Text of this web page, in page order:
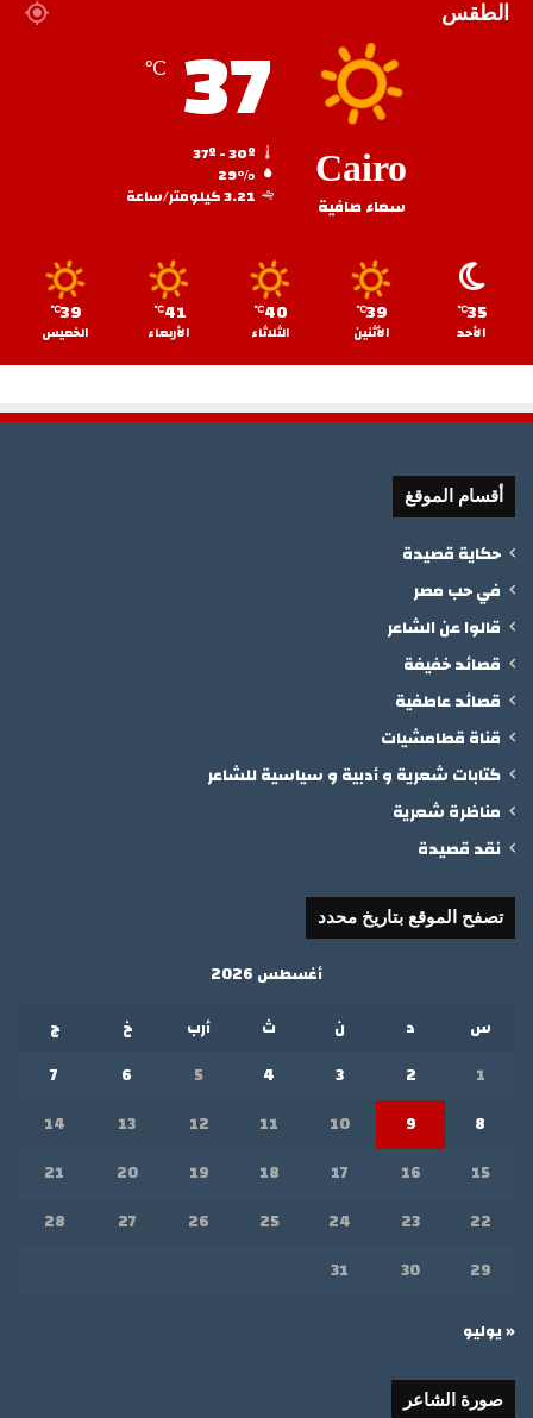
الطقس
Cairo
سماء صافية
37
℃
29%
3.21 كيلومتر/ساعة
35
℃
الأحد
39
℃
الأثنين
40
℃
الثلاثاء
41
℃
الأربعاء
39
℃
الخميس
أقسام الموقغ
حكاية قصيدة
في حب مصر
قالوا عن الشاعر
قصائد خفيفة
قصائد عاطفية
قناة قطامشيات
كتابات شعرية و أدبية و سياسية للشاعر
مناظرة شعرية
نقد قصيدة
تصفح الموقع بتاريخ محدد
أغسطس 2026
س
د ن ث أرب خ
ج
1
2
3
4
5
6
7
8
9
10
11
12
13
14
15
16
17
18
19
20
21
22
23
24
25
26
27
28
29
30
31
« يوليو
صورة الشاعر